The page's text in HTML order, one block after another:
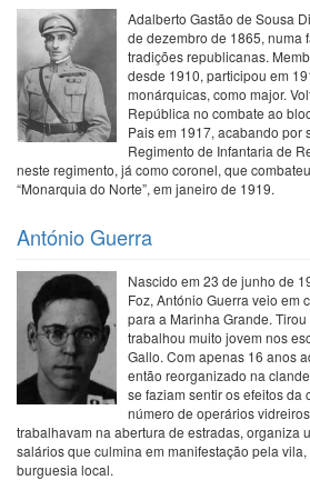
Adalberto Gastão de Sousa
de dezembro de 1865, numa
tradições republicanas.
desde 1910, participou em
monárquicas, como major.
República no combate ao
Pais em 1917, acabando por
Regimento de Infantaria de
neste regimento, já como coronel, que
“Monarquia do Norte”, em janeiro de 1919.
António Guerra
Nascido em 23 de junho de
Foz, António Guerra veio em
para a Marinha Grande.
trabalhou muito jovem nos
Gallo. Com apenas 16 anos
então reorganizado na
se faziam sentir os efeitos da
número de operários
trabalhavam na abertura de estradas, organiza
salários que culmina em manifestação pela
burguesia local.